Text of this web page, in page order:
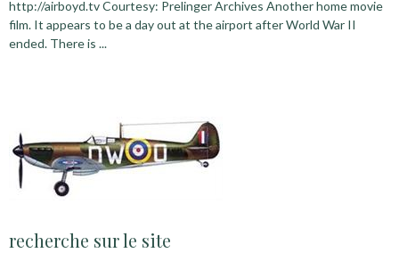
http://airboyd.tv Courtesy: Prelinger Archives Another home movie
film. It appears to be a day out at the airport after World War II
ended. There is ...
recherche sur le site